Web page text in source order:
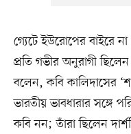
গ্যেটে ইউরোপের বাইরে
প্রতি গভীর অনুরাগী ছিলেন
বলেন, কবি কালিদাসের
ভারতীয় ভাবধারার সঙ্গে
কবি নন; তাঁরা ছিলেন